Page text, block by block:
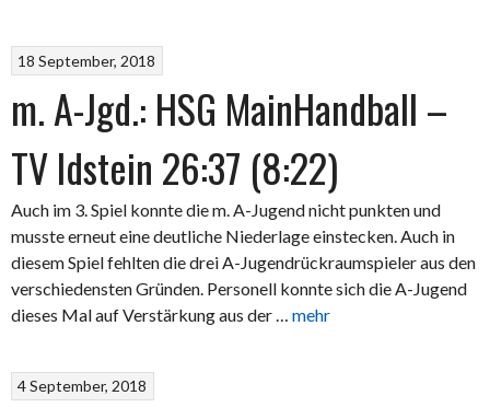
18 September, 2018
m. A-Jgd.: HSG MainHandball –
TV Idstein 26:37 (8:22)
Auch im 3. Spiel konnte die m. A-Jugend nicht punkten und
musste erneut eine deutliche Niederlage einstecken. Auch in
diesem Spiel fehlten die drei A-Jugendrückraumspieler aus den
verschiedensten Gründen. Personell konnte sich die A-Jugend
dieses Mal auf Verstärkung aus der … mehr
4 September, 2018